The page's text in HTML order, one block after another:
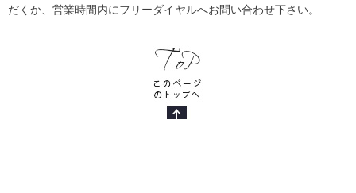
だくか、営業時間内にフリーダイヤルへお問い合わせ下さい。